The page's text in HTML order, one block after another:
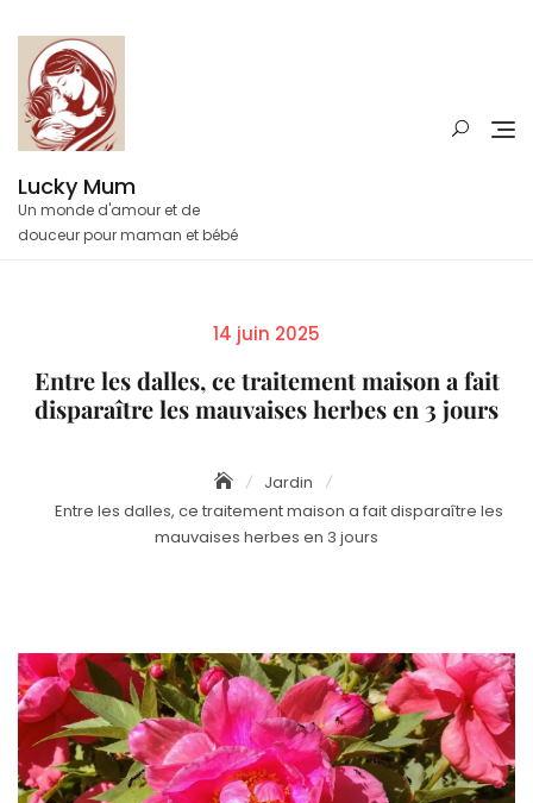
content
Lucky Mum
Un monde d'amour et de
douceur pour maman et bébé
Posted
14 juin 2025
Entre les dalles, ce traitement maison a fait
disparaître les mauvaises herbes en 3 jours
Jardin
Entre les dalles, ce traitement maison a fait disparaître les
mauvaises herbes en 3 jours